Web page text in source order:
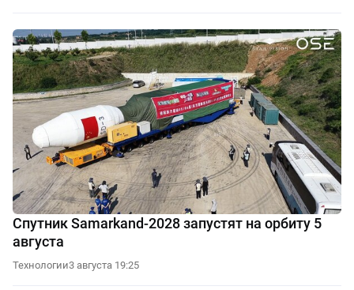
Спутник Samarkand-2028 запустят на орбиту 5
августа
Технологии3 августа 19:25